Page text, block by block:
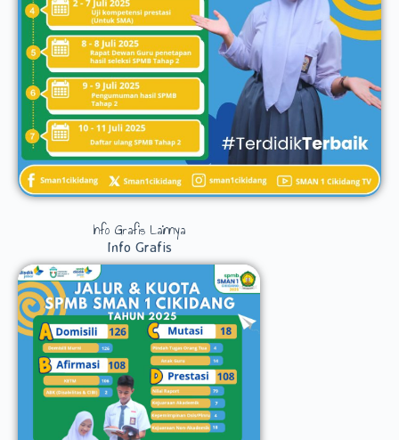
Info Grafis Lainnya
Info Grafis